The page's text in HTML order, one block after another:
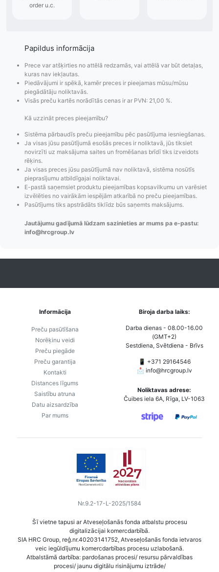
Pasūtījumu statusa
maiņas
paziņojumi,
Izsekošana,
Pasūtījumu re-
order u.c.
Visi pieejamie
piegādes veidi un
lietotāja konta
PayPal
Papildus informācija
Prece var atšķirties no attēlā redzamās, vai attēlā var būt detaļas,
kuras nav iekļautas.
Piedāvājumi ir spēkā, kamēr preces ir pieejamas mūsu/mūsu
piegādātāju noliktavās.
Visās preču kartēs norādītās cenas ir ar PVN: 21,00 %.
Kā uzzināt preces pieejamību?
Sistēma pārbaudīs preču pieejamību pēc pasūtījuma iesniegšanas.
Ja visas jūsu pasūtījumā esošās preces ir noliktavā, jūs tiksiet
novirzīti uz maksājuma saites un fromēšanas brīdī tiks izveidots
rēķins.
Ja visas preces jūsu pasūtījumā nav noliktavā, sistēma nosūtīs
pieprasījumu atbildīgajai noliktavai.
E-pastā saņemsiet produktu pieejamības kopsavilkumu un varēsiet
izvēlēties no vairākām iespējām atkarībā no preču pieejamības.
Pasūtījums tiks apstrādāts tiklīdz būs saņemts maksājums.
Jautājumu gadījumā lūdzam sazinieties ar mums pa e-pastu:
info@hrcgroup.lv
Informācija
Preču pasūtīšana
Norēķinu veidi
Preču piegāde
Preču garantija
Kontakti
Distances līgums
Saistību atruna
Datu aizsardzība
Par mums
Biroja darba laiks:
Darba dienas - 08.00-16.00
(GMT+2)
Sestdiena, Svētdiena - Brīvs
📱 +371 29164546
📩 info@hrcgroup.lv
Noliktavas adrese:
Čuibes iela 6A, Rīga, LV-1063
Nr.9.2-17-L-2025/1584
Šī vietne tapusi ar Atveseļošanās fonda atbalstu procesu
digitalizācijai komercdarbībā.
SIA HRC Group, reģ.nr.40203141752, Atveseļošanās fonda ietvaros
veic iegūldījumu komercdarbības procesu uzlabošanā.
Atbalstāmā darbība: pardošanas procesi/ resursu pārvaldības
procesi/ jaunu digitālu risinājumu iztrāde/